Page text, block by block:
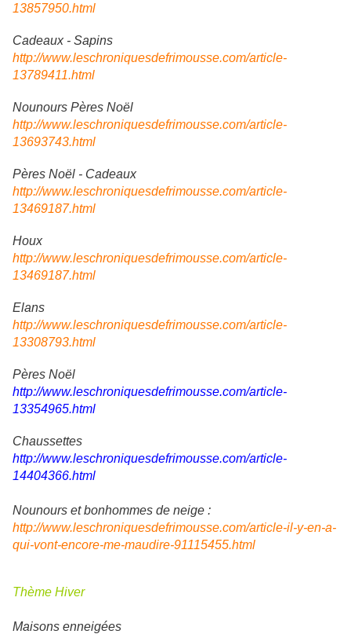
13857950.html
Cadeaux - Sapins
http://www.leschroniquesdefrimousse.com/article-
13789411.html
Nounours Pères Noël
http://www.leschroniquesdefrimousse.com/article-
13693743.html
Pères Noël - Cadeaux
http://www.leschroniquesdefrimousse.com/article-
13469187.html
Houx
http://www.leschroniquesdefrimousse.com/article-
13469187.html
Elans
http://www.leschroniquesdefrimousse.com/article-
13308793.html
Pères Noël
http://www.leschroniquesdefrimousse.com/article-
13354965.html
Chaussettes
http://www.leschroniquesdefrimousse.com/article-
14404366.html
Nounours et bonhommes de neige :
http://www.leschroniquesdefrimousse.com/article-il-y-en-a-
qui-vont-encore-me-maudire-91115455.html
Thème Hiver
Maisons enneigées